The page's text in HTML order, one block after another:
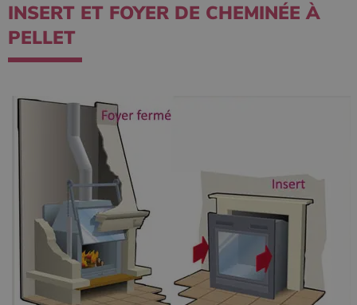
INSERT ET FOYER DE CHEMINÉE À
PELLET